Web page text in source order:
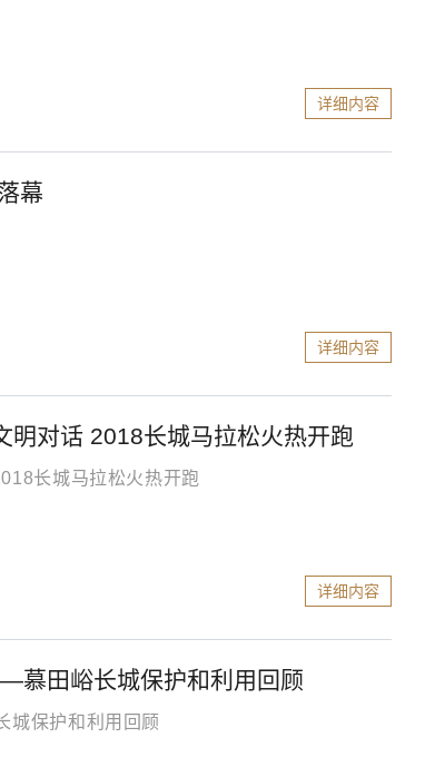
详细内容
幕
详细内容
明对话 2018长城马拉松火热开跑
长城马拉松火热开跑
详细内容
慕田峪长城保护和利用回顾
保护和利用回顾